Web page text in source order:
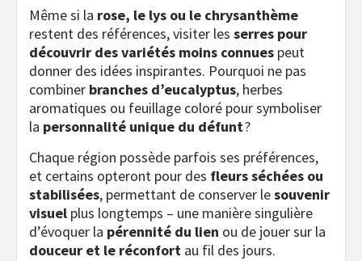
Même si la rose, le lys ou le chrysanthème
restent des références, visiter les serres pour
découvrir des variétés moins connues peut
donner des idées inspirantes. Pourquoi ne pas
combiner branches d’eucalyptus, herbes
aromatiques ou feuillage coloré pour symboliser
la personnalité unique du défunt?
Chaque région possède parfois ses préférences,
et certains opteront pour des fleurs séchées ou
stabilisées, permettant de conserver lesouvenir
visuel plus longtemps – une manière singulière
d’évoquer la pérennité du lien ou de jouer sur la
douceur et le réconfort au fil des jours.